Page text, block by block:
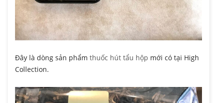
Đây là dòng sản phẩm thuốc hút tẩu hộp mới có tại High
Collection.